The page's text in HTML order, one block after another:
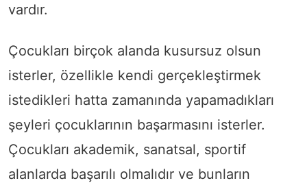
vardır.
Çocukları birçok alanda kusursuz olsun
isterler, özellikle kendi gerçekleştirmek
istedikleri hatta zamanında yapamadıkları
şeyleri çocuklarının başarmasını isterler.
Çocukları akademik, sanatsal, sportif
alanlarda başarılı olmalıdır ve bunların